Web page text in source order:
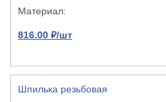
816.00 ₽/шт
Шпилька резьбовая